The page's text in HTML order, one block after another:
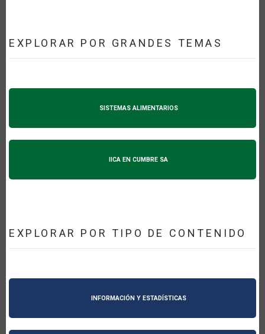
EXPLORAR POR GRANDES TEMAS
SISTEMAS ALIMENTARIOS
IICA EN CUMBRE SA
EXPLORAR POR TIPO DE CONTENIDO
INFORMACIÓN Y ESTADÍSTICAS